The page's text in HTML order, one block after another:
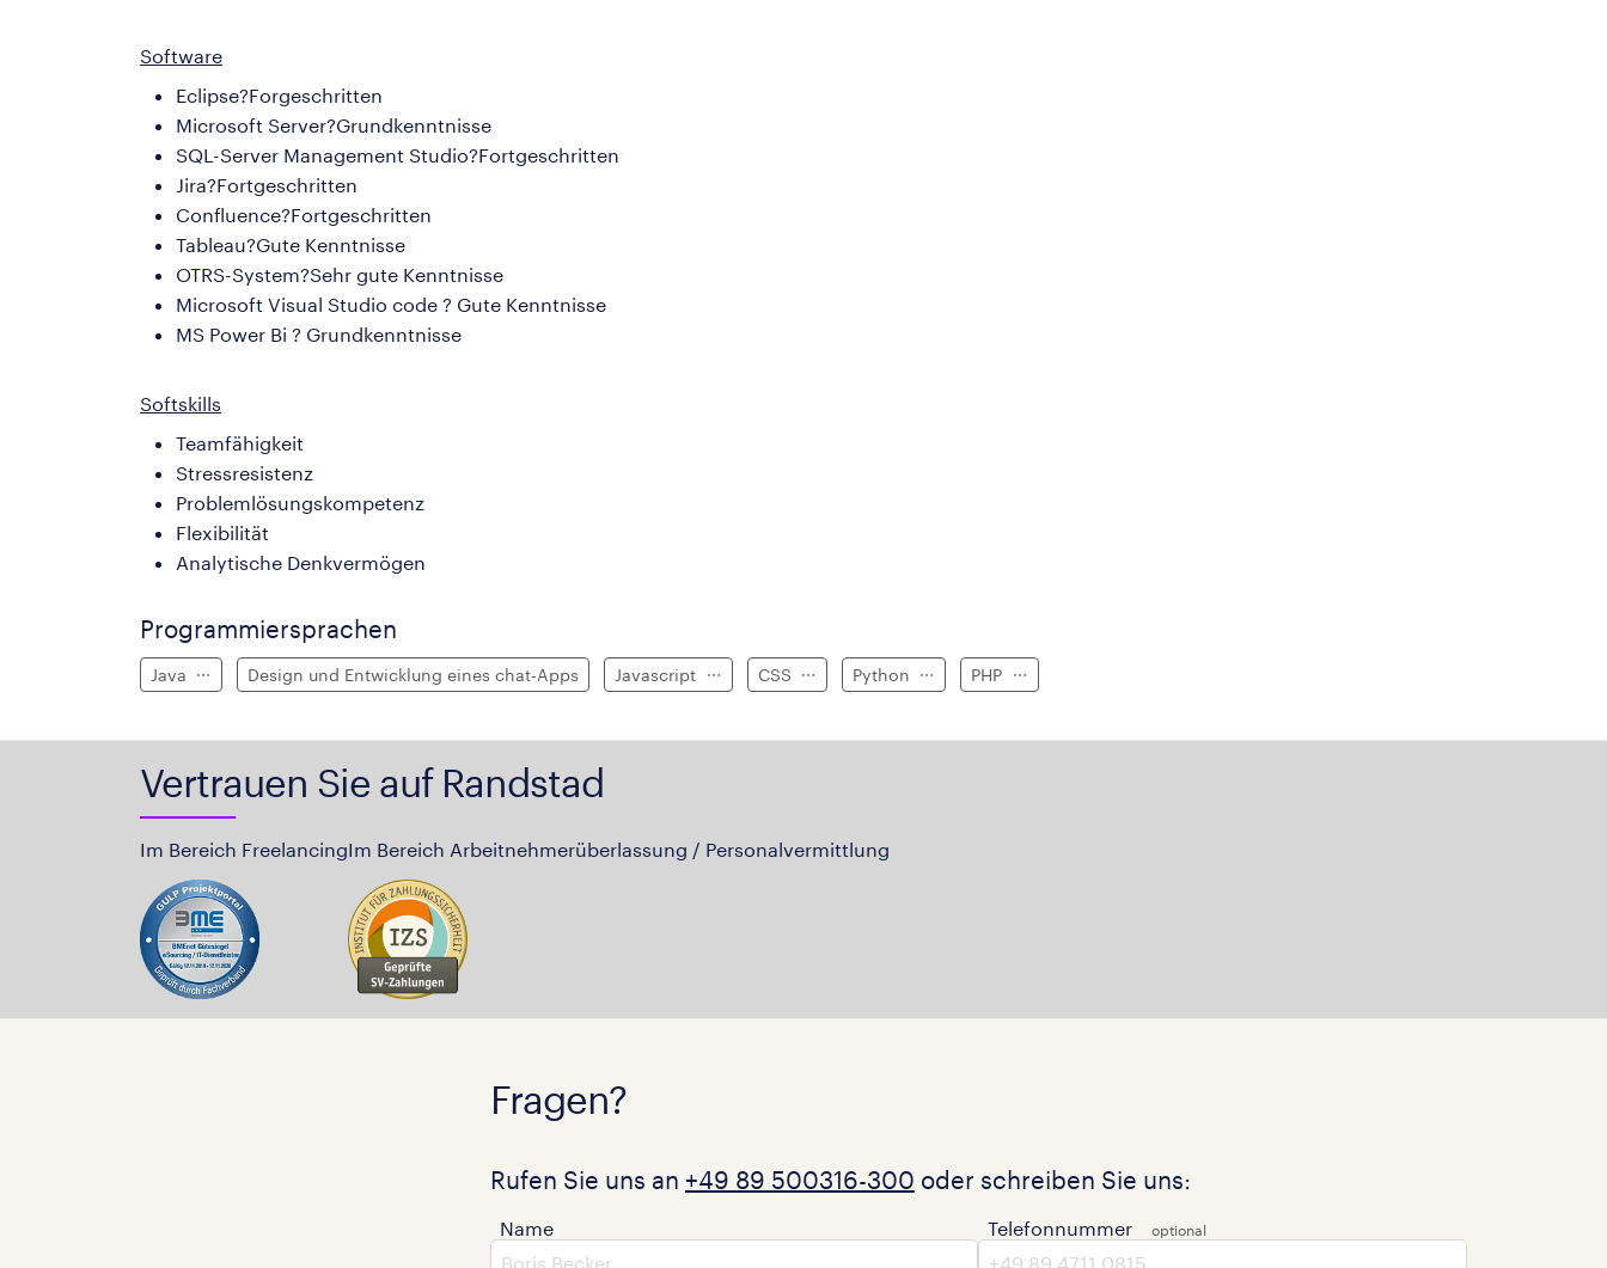
Software
Eclipse?Forgeschritten
Microsoft Server?Grundkenntnisse
SQL-Server Management Studio?Fortgeschritten
Jira?Fortgeschritten
Confluence?Fortgeschritten
Tableau?Gute Kenntnisse
OTRS-System?Sehr gute Kenntnisse
Microsoft Visual Studio code ? Gute Kenntnisse
MS Power Bi ? Grundkenntnisse
Softskills
Teamfähigkeit
Stressresistenz
Problemlösungskompetenz
Flexibilität
Analytische Denkvermögen
Programmiersprachen
Java Design und Entwicklung eines chat-Apps Javascript CSS Python PHP
Vertrauen Sie auf Randstad
Im Bereich FreelancingIm Bereich Arbeitnehmerüberlassung / Personalvermittlung
Fragen?
Rufen Sie uns an +49 89 500316-300 oder schreiben Sie uns:
Name Telefonnummer